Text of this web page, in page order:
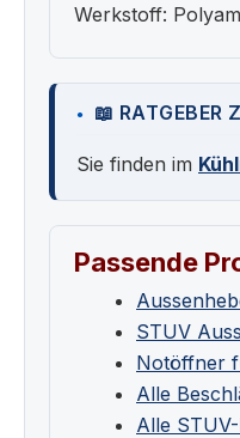
Werkstoff:
📖 RATGEBER
Sie finden im
Passende
STUV
Notöffner
Alle
Alle